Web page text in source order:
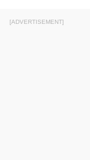
[ADVERTISEMENT]